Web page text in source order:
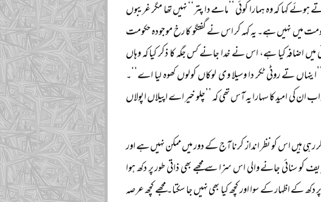
کہا کہ وہ ہمارا کوئی ’’مامے دا پتر‘‘ نہیں تھا مگر غریبوں
میں نہیں ہے۔ یہ کہہ کر اس نے گفتگو کا رخ موجودہ حکومت
اضافہ کیا ہے، اس نے خدا جانے کس جگہ کا ذکر کیا کہ وہاں
تے روٹی ٹکر دا وسیلا وی لوکاں کولوں کھوہ لیا اے‘‘۔
کی امید کا سہارا یہ آس تھی کہ ’’چلو خیر اے اپیلاں اپولاں
رہی ہیں اس کو نظر انداز کرنا آج کے دور میں ممکن نہیں ہے اور
کو سنائی جانے والی اس سزا سے مجھے بھی ذاتی طور پر دکھ ہوا
اظہار کے سوا اور کچھ کیا بھی نہیں جا سکتا۔ مجھے کچھ عرصہ